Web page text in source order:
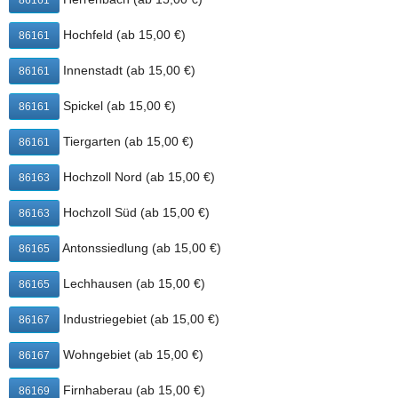
86161 Hochfeld (ab 15,00 €)
86161 Innenstadt (ab 15,00 €)
86161 Spickel (ab 15,00 €)
86161 Tiergarten (ab 15,00 €)
86163 Hochzoll Nord (ab 15,00 €)
86163 Hochzoll Süd (ab 15,00 €)
86165 Antonssiedlung (ab 15,00 €)
86165 Lechhausen (ab 15,00 €)
86167 Industriegebiet (ab 15,00 €)
86167 Wohngebiet (ab 15,00 €)
86169 Firnhaberau (ab 15,00 €)
Lechhausen, Neusäß, Oberhausen, Pfersee, Radaumühle,
Spickel, Stadtbergen, Steppach bei Augsburg, Tiergarten,
Wohngebiet, Zentrum
ab 20,00 €:
Neubergheim, Wellenburg
Natürlich kannst du 2 for 1 Carbonara auch
direkt bei Mama Pizza Augsburg abholen.
Mama Pizza Augsburg
Donauwörtherstr. 4
86152 Augsburg
+
−